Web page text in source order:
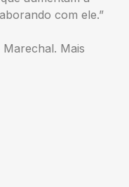
com ele.”
Mais